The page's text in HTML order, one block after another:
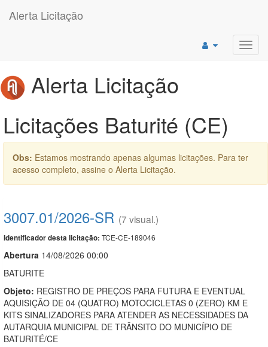
Alerta Licitação
Alerta Licitação
Licitações Baturité (CE)
Obs: Estamos mostrando apenas algumas licitações. Para ter
acesso completo, assine o Alerta Licitação.
3007.01/2026-SR (7 visual.)
Identificador desta licitação: TCE-CE-189046
Abertura 14/08/2026 00:00
BATURITE
Objeto: REGISTRO DE PREÇOS PARA FUTURA E EVENTUAL
AQUISIÇÃO DE 04 (QUATRO) MOTOCICLETAS 0 (ZERO) KM E
KITS SINALIZADORES PARA ATENDER AS NECESSIDADES DA
AUTARQUIA MUNICIPAL DE TRÂNSITO DO MUNICÍPIO DE
BATURITÉ/CE